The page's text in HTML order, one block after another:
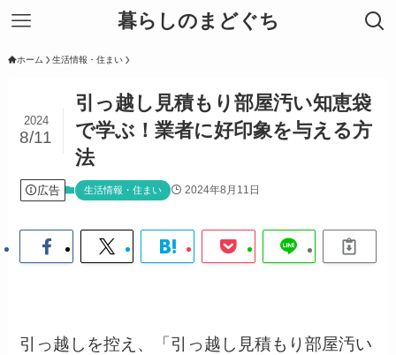
暮らしのまどぐち
ホーム 生活情報・住まい
引っ越し見積もり部屋汚い知恵袋
で学ぶ！業者に好印象を与える方
法
2024
8/11
広告 生活情報・住まい 2024年8月11日
引っ越しを控え、「引っ越し見積もり部屋汚い